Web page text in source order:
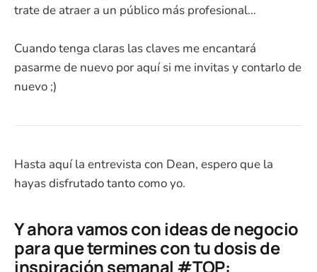
trate de atraer a un público más profesional…
Cuando tenga claras las claves me encantará
pasarme de nuevo por aquí si me invitas y contarlo de
nuevo ;)
Hasta aquí la entrevista con Dean, espero que la
hayas disfrutado tanto como yo.
Y ahora vamos con ideas de negocio
para que termines con tu dosis de
inspiración semanal #TOP: